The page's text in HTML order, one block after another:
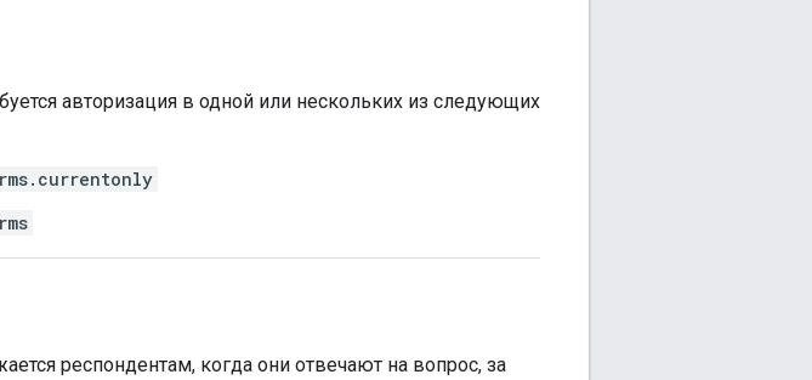
авторизация в одной или нескольких из следующих
респондентам, когда они отвечают на вопрос, за